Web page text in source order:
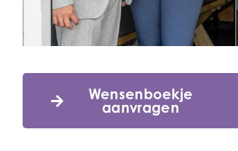
Wensenboekje
aanvragen